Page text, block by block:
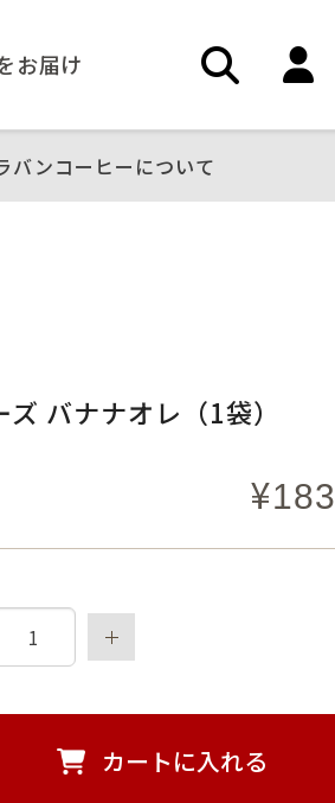
お届け
バンコーヒーについて
バナナオレ（1袋）
¥183
カートに入れる